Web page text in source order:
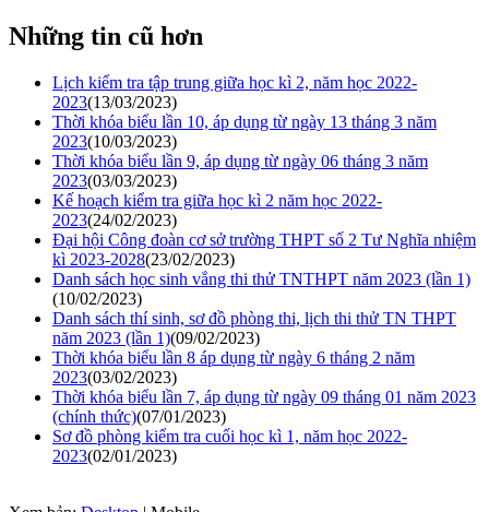
Những tin cũ hơn
Lịch kiểm tra tập trung giữa học kì 2, năm học 2022-
2023(13/03/2023)
Thời khóa biểu lần 10, áp dụng từ ngày 13 tháng 3 năm
2023(10/03/2023)
Thời khóa biểu lần 9, áp dụng từ ngày 06 tháng 3 năm
2023(03/03/2023)
Kế hoạch kiểm tra giữa học kì 2 năm học 2022-
2023(24/02/2023)
Đại hội Công đoàn cơ sở trường THPT số 2 Tư Nghĩa nhiệm
kì 2023-2028(23/02/2023)
Danh sách học sinh vắng thi thử TNTHPT năm 2023 (lần 1)
(10/02/2023)
Danh sách thí sinh, sơ đồ phòng thi, lịch thi thử TN THPT
năm 2023 (lần 1)(09/02/2023)
Thời khóa biểu lần 8 áp dụng từ ngày 6 tháng 2 năm
2023(03/02/2023)
Thời khóa biểu lần 7, áp dụng từ ngày 09 tháng 01 năm 2023
(chính thức)(07/01/2023)
Sơ đồ phòng kiểm tra cuối học kì 1, năm học 2022-
2023(02/01/2023)